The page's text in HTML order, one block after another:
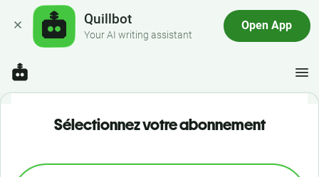
Quillbot
Your AI writing assistant
Open App
Sélectionnez votre abonnement